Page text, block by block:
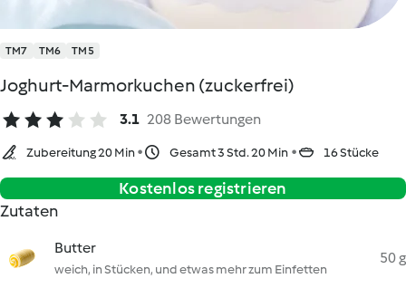
TM7 TM6 TM5
Joghurt-Marmorkuchen (zuckerfrei)
3.1 208 Bewertungen
Zubereitung 20 Min Gesamt 3 Std. 20 Min 16 Stücke
Kostenlos registrieren
Zutaten
Butter
weich, in Stücken, und etwas mehr zum Einfetten
50 g